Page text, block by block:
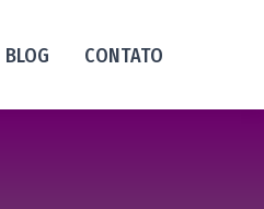
BLOG CONTATO